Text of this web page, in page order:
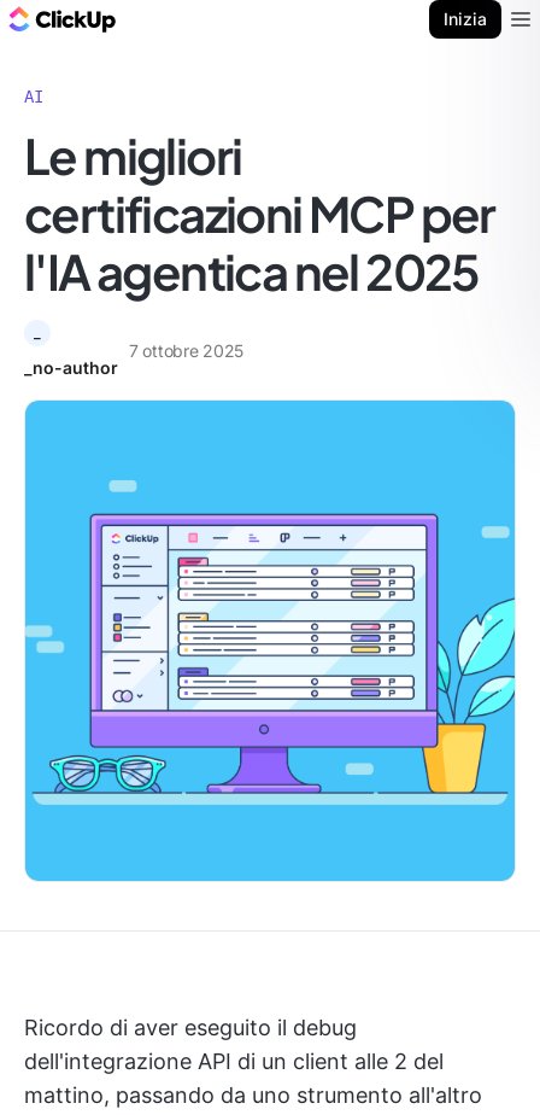
Inizia
AI
Le migliori
certificazioni MCP per
l'IA agentica nel 2025
_no-author
7 ottobre 2025
Ricordo di aver eseguito il debug
dell'integrazione API di un client alle 2 del
mattino, passando da uno strumento all'altro